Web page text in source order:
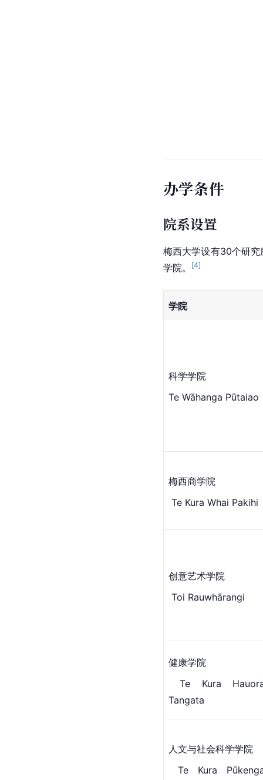
办学条件
院系设置
梅西大学设有30个研
学院。 [4]
学院
科学学院
Te Wāhanga Pūtaiao
梅西商学院
Te Kura Whai Pakihi
创意艺术学院
Toi Rauwhārangi
健康学院
Te Kura Hauora
Tangata
人文与社会科学学院